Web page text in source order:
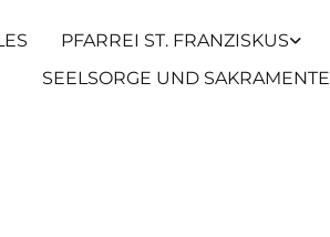
PFARREI ST. FRANZISKUS
SEELSORGE UND SAKRAMENTE